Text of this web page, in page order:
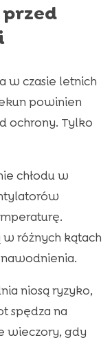
przed
w czasie letnich
powinien
ochrony. Tylko
chłodu w
różnych kątach
niosą ryzyko,
spędza na
wieczory, gdy